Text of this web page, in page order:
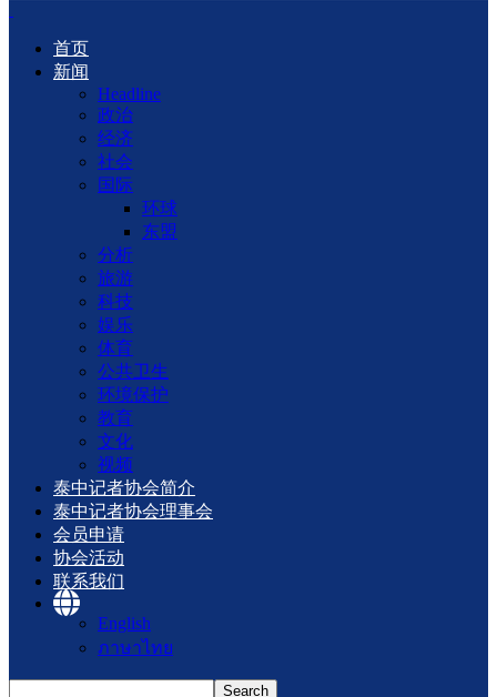
首页
新闻
Headline
政治
经济
社会
国际
环球
东盟
分析
旅游
科技
娱乐
体育
公共卫生
环境保护
教育
文化
视频
泰中记者协会简介
泰中记者协会理事会
会员申请
协会活动
联系我们
English
ภาษาไทย